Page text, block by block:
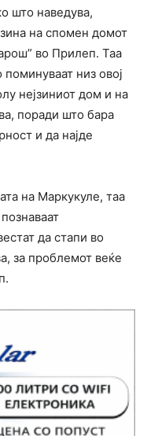
што наведува,
на спомен домот
во Прилеп. Таа
низ овој
нејзиниот дом и на
поради што бара
и да најде
на Маркукуле, таа
да стапи во
за проблемот веќе